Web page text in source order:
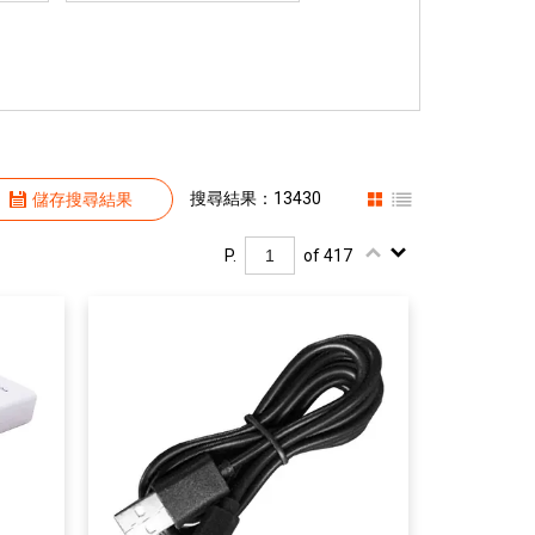
儲存搜尋結果 搜尋結果：13430
P. of 417